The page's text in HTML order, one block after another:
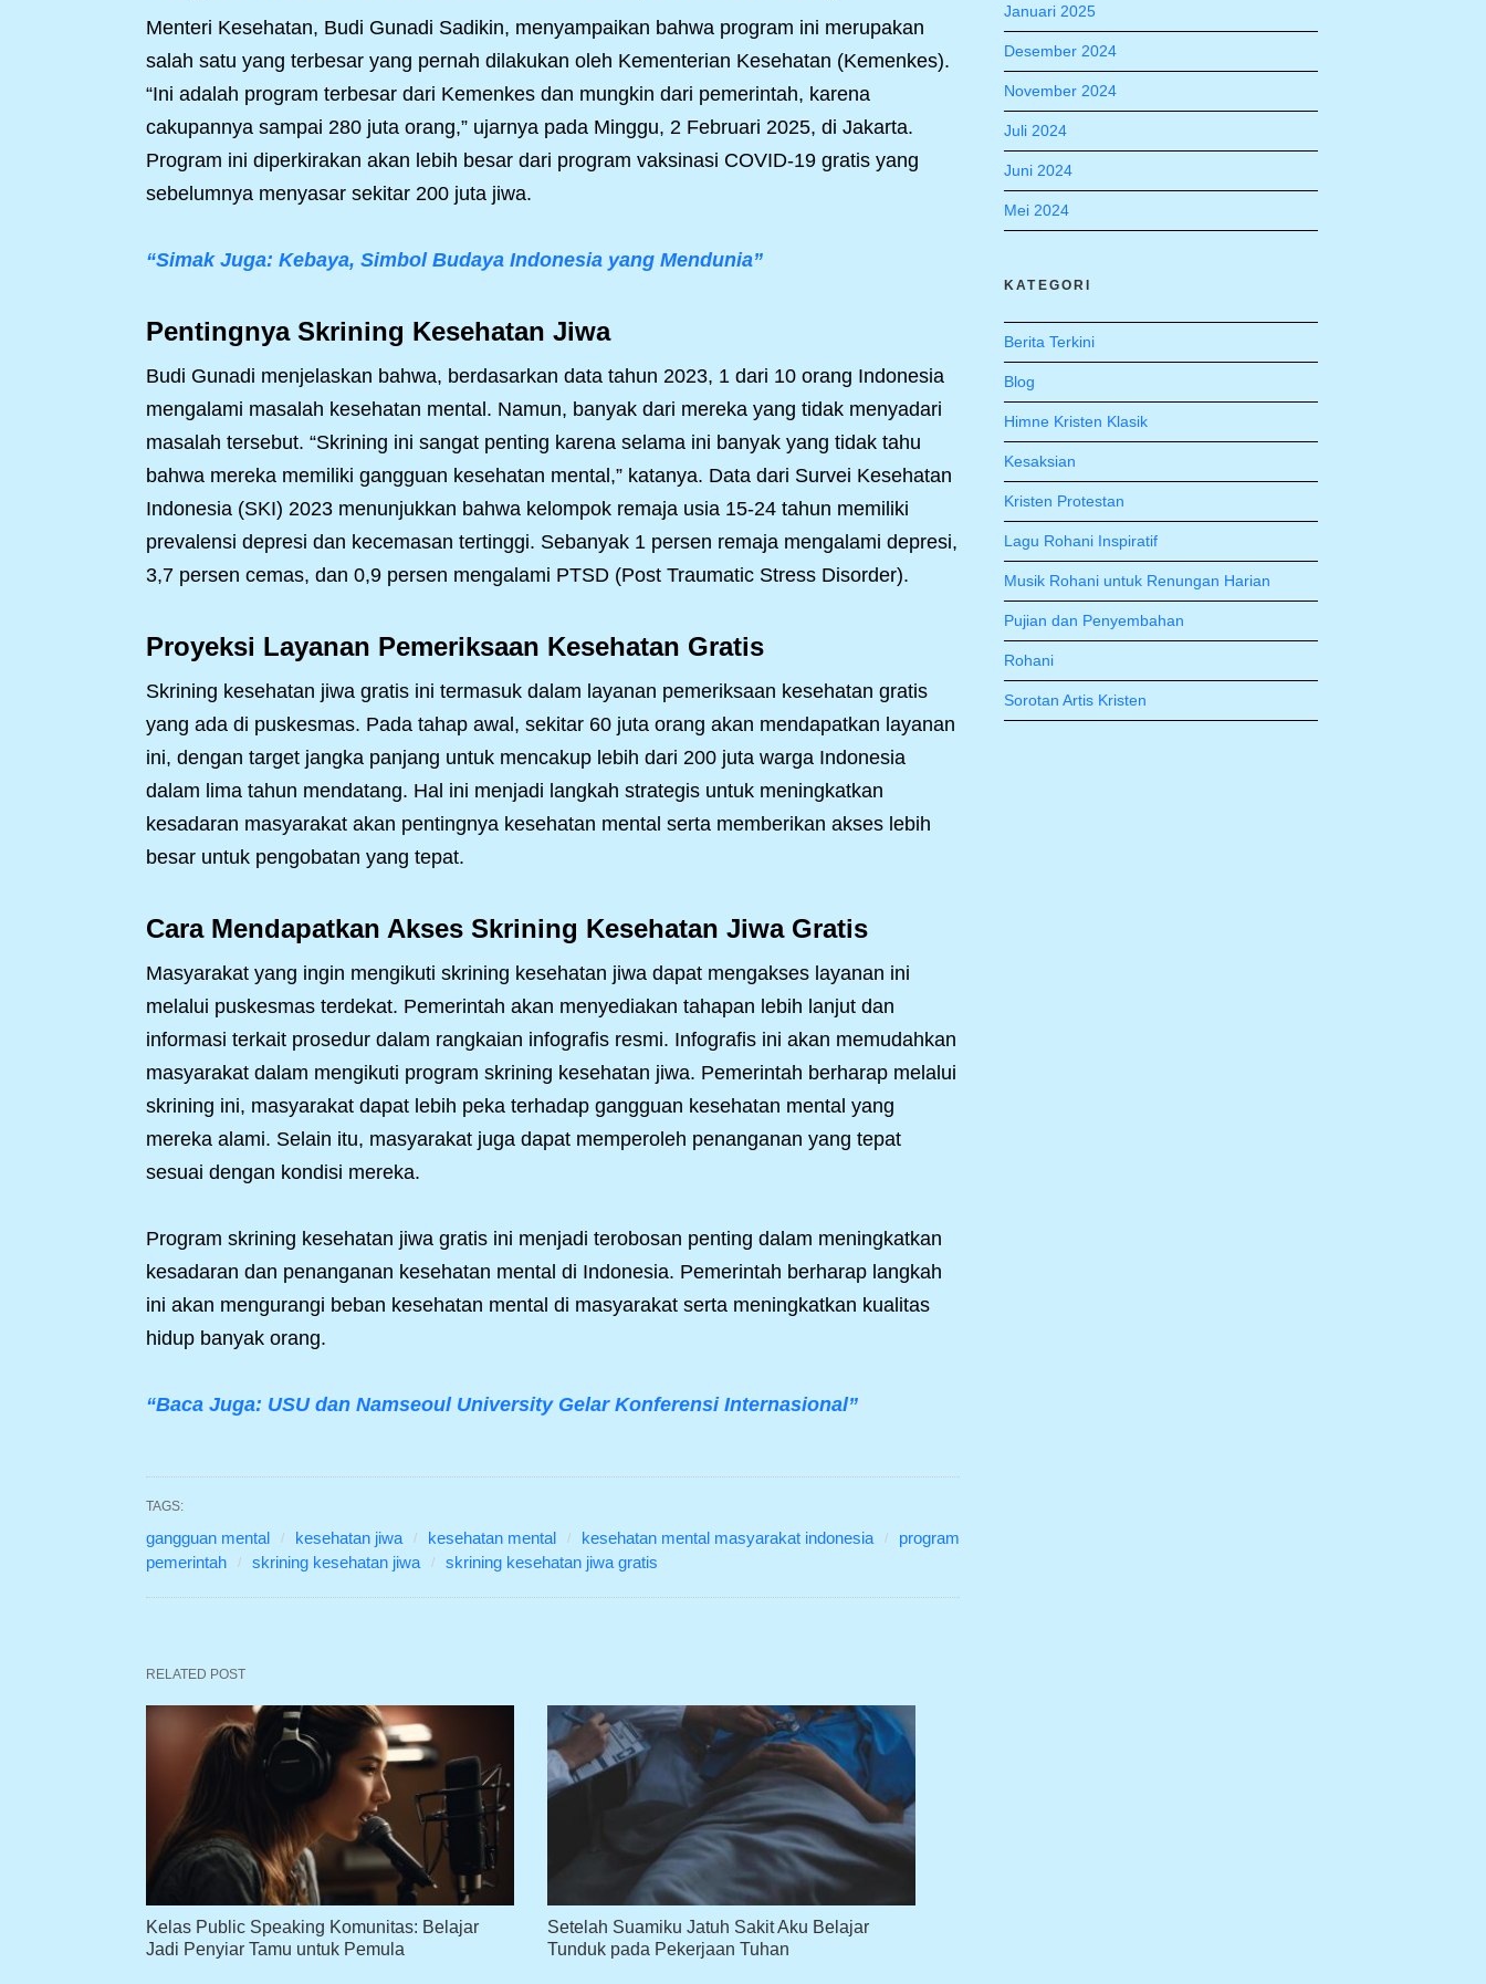
Menteri Kesehatan, Budi Gunadi Sadikin, menyampaikan bahwa program ini merupakan
salah satu yang terbesar yang pernah dilakukan oleh Kementerian Kesehatan (Kemenkes).
“Ini adalah program terbesar dari Kemenkes dan mungkin dari pemerintah, karena
cakupannya sampai 280 juta orang,” ujarnya pada Minggu, 2 Februari 2025, di Jakarta.
Program ini diperkirakan akan lebih besar dari program vaksinasi COVID-19 gratis yang
sebelumnya menyasar sekitar 200 juta jiwa.
“Simak Juga: Kebaya, Simbol Budaya Indonesia yang Mendunia”
Pentingnya Skrining Kesehatan Jiwa
Budi Gunadi menjelaskan bahwa, berdasarkan data tahun 2023, 1 dari 10 orang Indonesia
mengalami masalah kesehatan mental. Namun, banyak dari mereka yang tidak menyadari
masalah tersebut. “Skrining ini sangat penting karena selama ini banyak yang tidak tahu
bahwa mereka memiliki gangguan kesehatan mental,” katanya. Data dari Survei Kesehatan
Indonesia (SKI) 2023 menunjukkan bahwa kelompok remaja usia 15-24 tahun memiliki
prevalensi depresi dan kecemasan tertinggi. Sebanyak 1 persen remaja mengalami depresi,
3,7 persen cemas, dan 0,9 persen mengalami PTSD (Post Traumatic Stress Disorder).
Proyeksi Layanan Pemeriksaan Kesehatan Gratis
Skrining kesehatan jiwa gratis ini termasuk dalam layanan pemeriksaan kesehatan gratis
yang ada di puskesmas. Pada tahap awal, sekitar 60 juta orang akan mendapatkan layanan
ini, dengan target jangka panjang untuk mencakup lebih dari 200 juta warga Indonesia
dalam lima tahun mendatang. Hal ini menjadi langkah strategis untuk meningkatkan
kesadaran masyarakat akan pentingnya kesehatan mental serta memberikan akses lebih
besar untuk pengobatan yang tepat.
Cara Mendapatkan Akses Skrining Kesehatan Jiwa Gratis
Masyarakat yang ingin mengikuti skrining kesehatan jiwa dapat mengakses layanan ini
melalui puskesmas terdekat. Pemerintah akan menyediakan tahapan lebih lanjut dan
informasi terkait prosedur dalam rangkaian infografis resmi. Infografis ini akan memudahkan
masyarakat dalam mengikuti program skrining kesehatan jiwa. Pemerintah berharap melalui
skrining ini, masyarakat dapat lebih peka terhadap gangguan kesehatan mental yang
mereka alami. Selain itu, masyarakat juga dapat memperoleh penanganan yang tepat
sesuai dengan kondisi mereka.
Program skrining kesehatan jiwa gratis ini menjadi terobosan penting dalam meningkatkan
kesadaran dan penanganan kesehatan mental di Indonesia. Pemerintah berharap langkah
ini akan mengurangi beban kesehatan mental di masyarakat serta meningkatkan kualitas
hidup banyak orang.
“Baca Juga: USU dan Namseoul University Gelar Konferensi Internasional”
TAGS:
gangguan mental kesehatan jiwa kesehatan mental kesehatan mental masyarakat indonesia
program
pemerintah
skrining kesehatan jiwa skrining kesehatan jiwa gratis
RELATED POST
Kelas Public Speaking Komunitas: Belajar
Jadi Penyiar Tamu untuk Pemula
Setelah Suamiku Jatuh Sakit Aku Belajar
Tunduk pada Pekerjaan Tuhan
Januari 2025
Desember 2024
November 2024
Juli 2024
Juni 2024
Mei 2024
KATEGORI
Berita Terkini
Blog
Himne Kristen Klasik
Kesaksian
Kristen Protestan
Lagu Rohani Inspiratif
Musik Rohani untuk Renungan Harian
Pujian dan Penyembahan
Rohani
Sorotan Artis Kristen